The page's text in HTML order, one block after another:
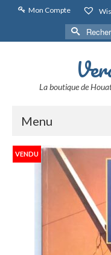
Mon Compte
La boutique de
Menu
VENDU